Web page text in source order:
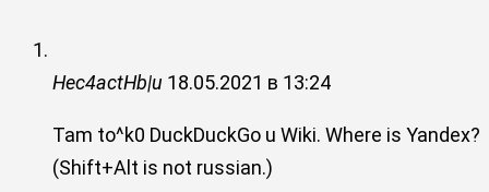
Hec4actHb|u 18.05.2021 в 13:24
Tam to^k0 DuckDuckGo u Wiki. Where is Yandex?
(Shift+Alt is not russian.)